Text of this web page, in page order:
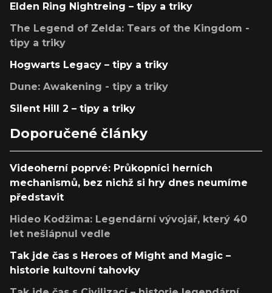
Elden Ring Nightreing – tipy a triky
The Legend of Zelda: Tears of the Kingdom -
tipy a triky
Hogwarts Legacy – tipy a triky
Dune: Awakening - tipy a triky
Silent Hill 2 – tipy a triky
Doporučené články
Videoherní poprvé: Průkopníci herních
mechanismů, bez nichž si hry dnes neumíme
představit
Hideo Kodžima: Legendární vývojář, který 40
let nešlápnul vedle
Tak jde čas s Heroes of Might and Magic –
historie kultovní tahovky